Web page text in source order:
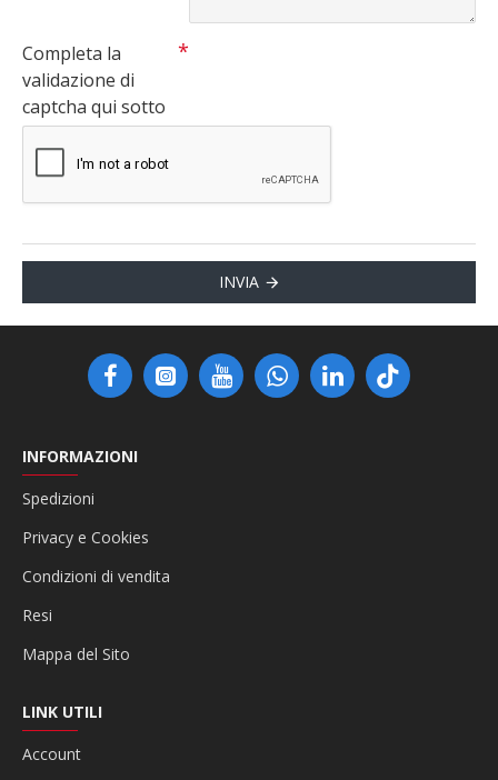
Completa la
validazione di
captcha qui sotto
INVIA
INFORMAZIONI
Spedizioni
Privacy e Cookies
Condizioni di vendita
Resi
Mappa del Sito
LINK UTILI
Account